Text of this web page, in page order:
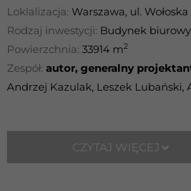
Loklalizacja: Warszawa, ul.
Rodzaj inwestycji: Budynek
Powierzchnia: 33914 m2
Zespół: autor, generalny
Andrzej Kazulak, Leszek Lubański,
CZYTAJ WIĘCEJ